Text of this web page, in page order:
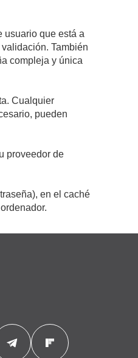
usuario que está a
También
compleja y única
Cualquier
pueden
proveedor de
en el caché